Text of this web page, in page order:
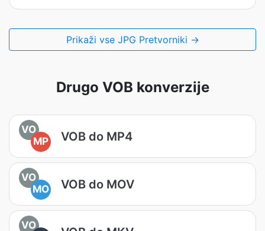
Prikaži vse JPG Pretvorniki →
Drugo VOB konverzije
VO
MP
VOB do MP4
VO
MO
VOB do MOV
VO